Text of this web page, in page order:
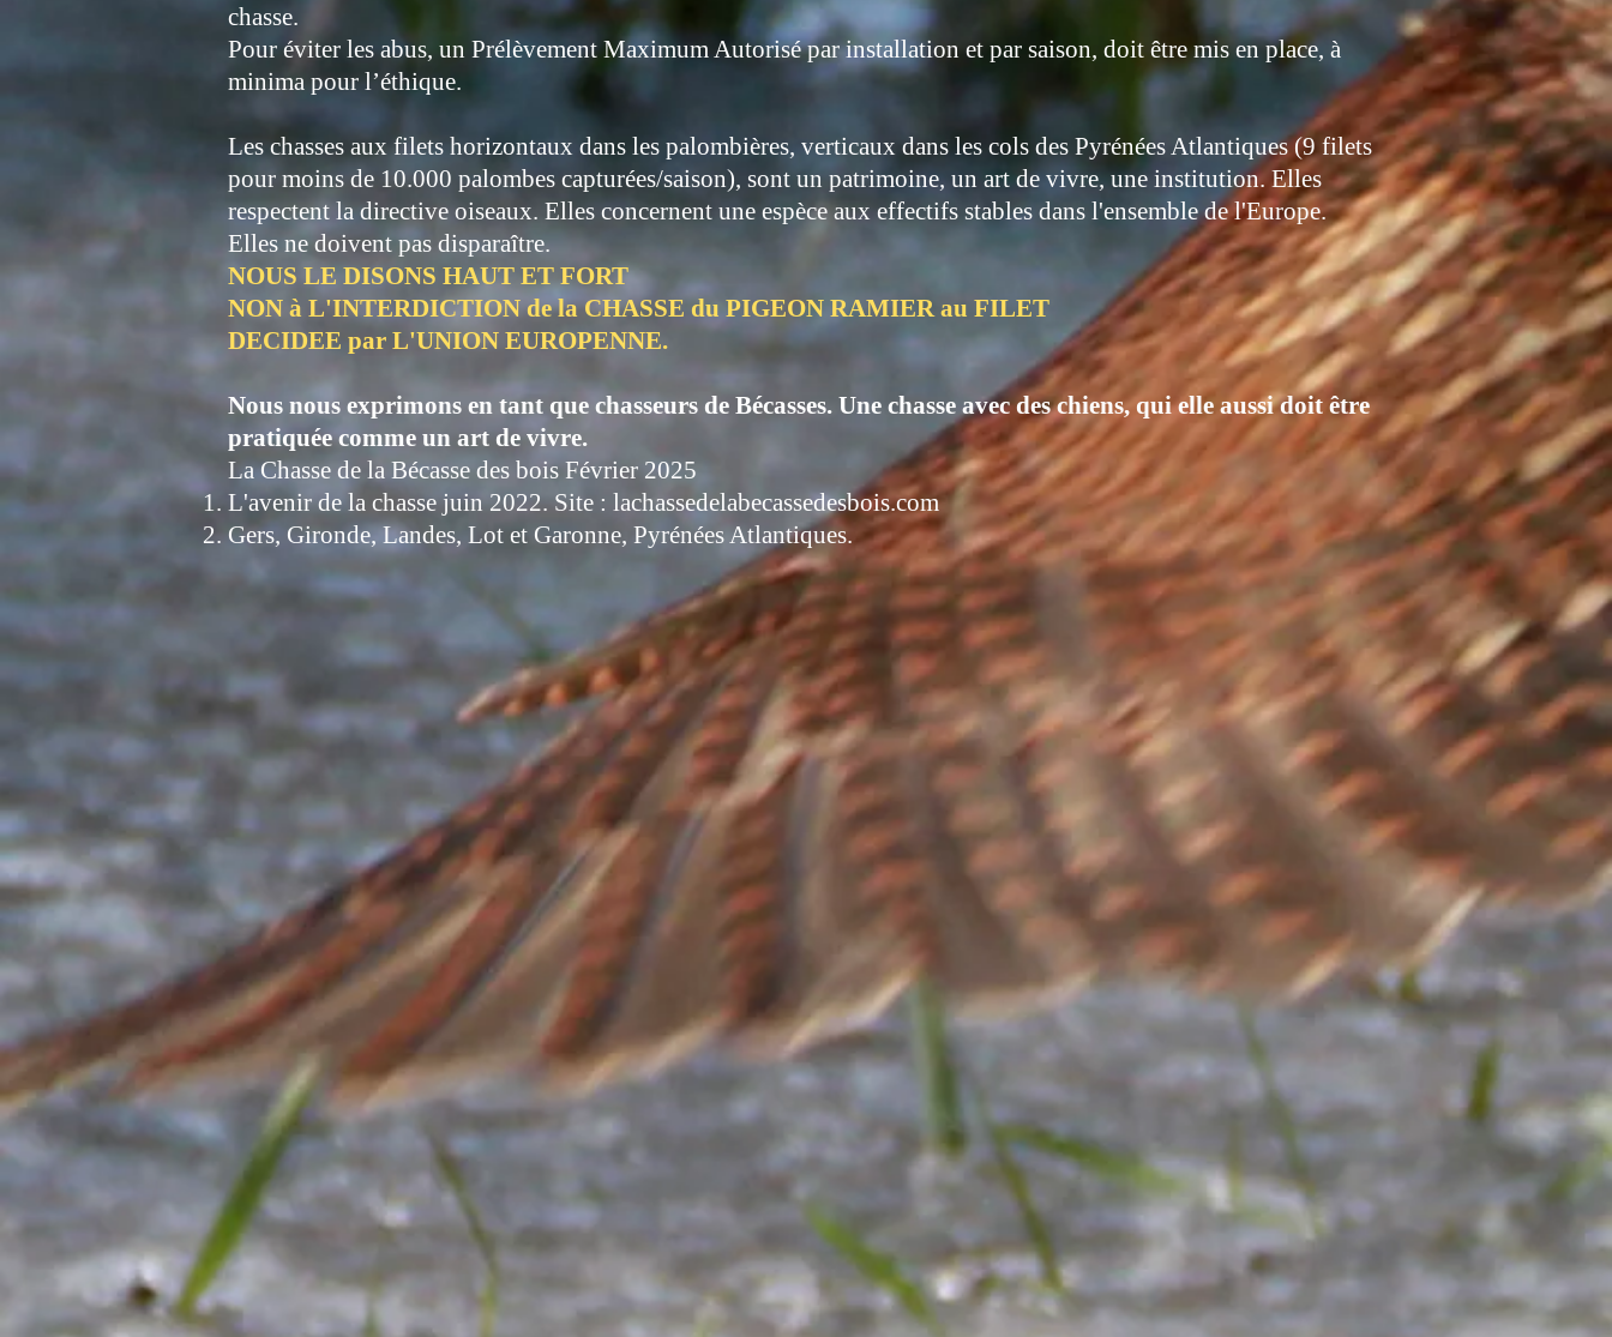
chasse.
Pour éviter les abus, un Prélèvement Maximum Autorisé par installation et par saison, doit être mis en place, à
minima pour l’éthique.
Les chasses aux filets horizontaux dans les palombières, verticaux dans les cols des Pyrénées Atlantiques (9 filets
pour moins de 10.000 palombes capturées/saison), sont un patrimoine, un art de vivre, une institution. Elles
respectent la directive oiseaux. Elles concernent une espèce aux effectifs stables dans l'ensemble de l'Europe.
Elles ne doivent pas disparaître.
NOUS LE DISONS HAUT ET FORT
NON à L'INTERDICTION de la CHASSE du PIGEON RAMIER au FILET
DECIDEE par L'UNION EUROPENNE.
Nous nous exprimons en tant que chasseurs de Bécasses. Une chasse avec des chiens, qui elle aussi doit être
pratiquée comme un art de vivre.
La Chasse de la Bécasse des bois Février 2025
L'avenir de la chasse juin 2022. Site : lachassedelabecassedesbois.com
Gers, Gironde, Landes, Lot et Garonne, Pyrénées Atlantiques.